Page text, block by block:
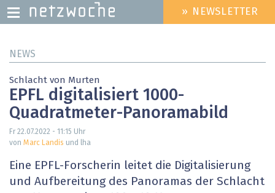
zum
HEADER
MENU
» NEWSLETTER
NEWS
Schlacht von Murten
EPFL digitalisiert 1000-
Quadratmeter-Panoramabild
Fr 22.07.2022 - 11:15 Uhr
von Marc Landis und lha
Eine EPFL-Forscherin leitet die Digitalisierung
und Aufbereitung des Panoramas der Schlacht